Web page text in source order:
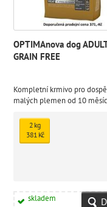
OPTIMAnova dog
GRAIN FREE
Kompletní krmivo pro
malých plemen od 10
2 kg
381 Kč
skladem